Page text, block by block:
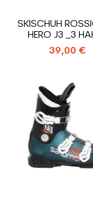
SKISCHUH
HERO J3 _3
39,00 €